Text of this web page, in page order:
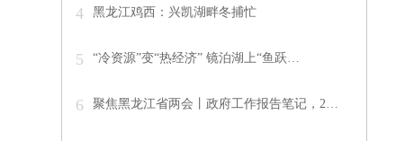
4 黑龙江鸡西：兴凯湖畔冬捕忙
5 “冷资源”变“热经济” 镜泊湖上“鱼跃…
6 聚焦黑龙江省两会丨政府工作报告笔记，2…